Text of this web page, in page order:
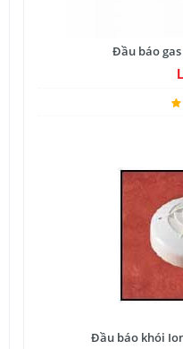
Đầu báo
Đầu báo khói